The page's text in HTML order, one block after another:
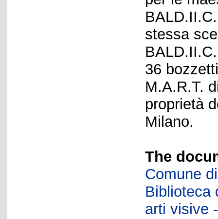
stessa
36
M.A.R.T.
proprietà
Milano.
The
Comune
Biblioteca
arti visive